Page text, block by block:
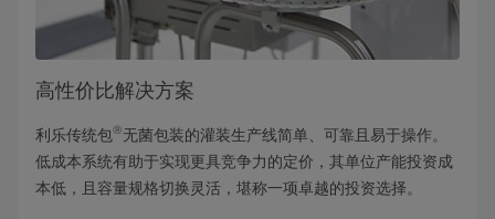
高性价比解决方案
利乐传统包®无菌包装的灌装生产线简单、可靠且易于操作。
低成本系统有助于实现更具竞争力的定价，其单位产能投资成
本低，且容量规格切换灵活，堪称一项卓越的投资选择。